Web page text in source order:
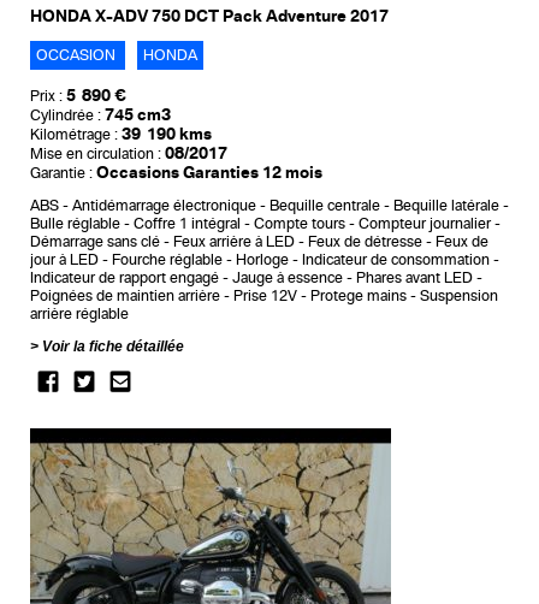
HONDA X-ADV 750 DCT Pack Adventure 2017
OCCASION HONDA
Prix : 5 890 €
Cylindrée : 745 cm3
Kilométrage : 39 190 kms
Mise en circulation : 08/2017
Garantie : Occasions Garanties 12 mois
ABS Antidémarrage électronique Bequille centrale
Bequille latérale
Bulle réglable
Coffre 1 intégral Compte tours
Compteur journalier
Démarrage sans clé
Feux arrière à LED Feux de détresse
Feux de
jour à LED
Fourche réglable Horloge
Indicateur de consommation
Indicateur de rapport engagé
Jauge à essence
Phares avant LED
Poignées de maintien arrière
Prise 12V Protege mains
Suspension
arrière réglable
Voir la fiche détaillée